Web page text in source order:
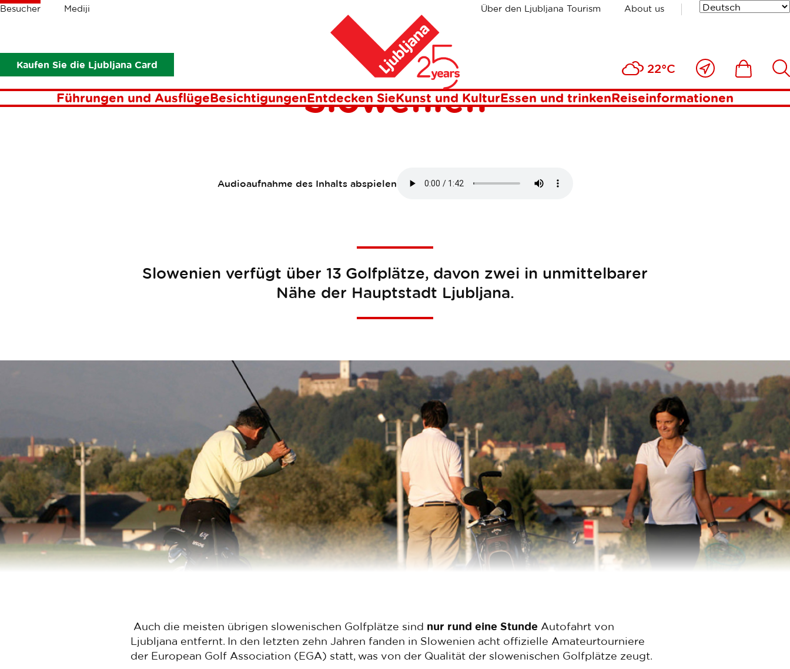
Besucher Mediji Über den Ljubljana Tourism About us
Kaufen Sie die Ljubljana Card 22°C
Nahe
bei
mir
Führungen und AusflügeBesichtigungenEntdecken SieKunst und KulturEssen und trinkenReiseinformationen
Krümel
Golf in Ljubljana und
Slowenien
Audioaufnahme des Inhalts abspielen
Slowenien verfügt über 13 Golfplätze, davon zwei in unmittelbarer
Nähe der Hauptstadt Ljubljana.
Auch die meisten übrigen slowenischen Golfplätze sind nur rund eine Stunde Autofahrt von
Ljubljana entfernt. In den letzten zehn Jahren fanden in Slowenien acht offizielle Amateurtourniere
der European Golf Association (EGA) statt, was von der Qualität der slowenischen Golfplätze zeugt.